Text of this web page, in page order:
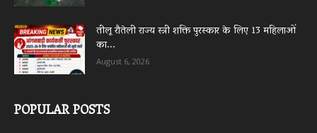
तीलू रौतेली राज्य स्त्री शक्ति पुरस्कार के लिए 13 महिलाओं
का...
August 6, 2026
POPULAR POSTS